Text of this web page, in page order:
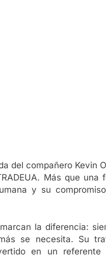
del compañero Kevin
Más que
y su
la diferencia:
se necesita. Su
en un